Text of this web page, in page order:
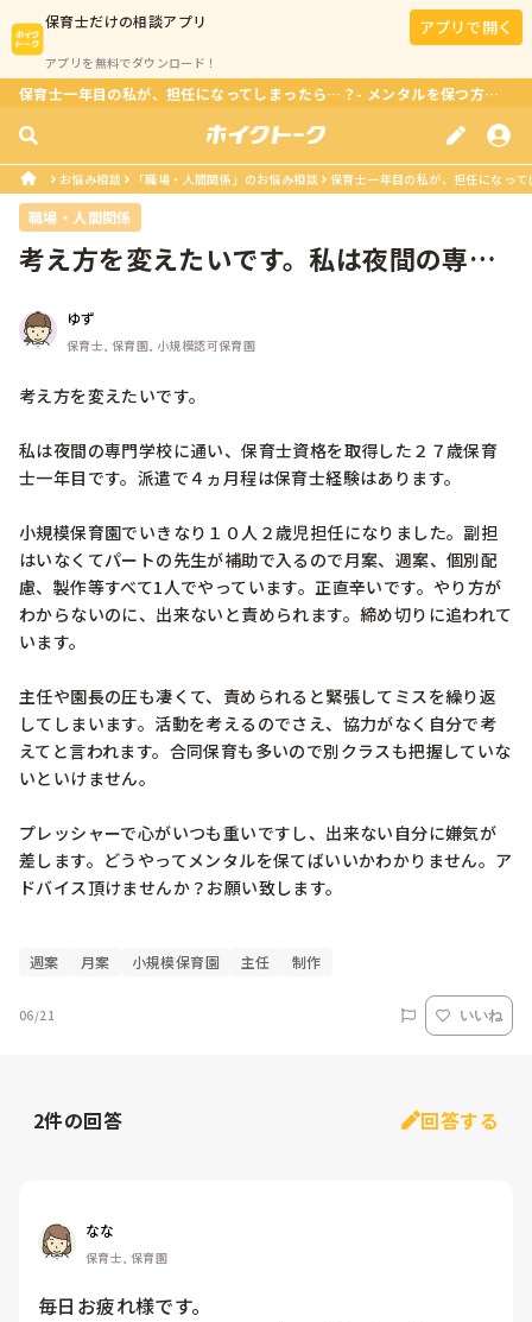
保育士だけの相談アプリ
アプリを無料でダウンロード！
アプリで開く
保育士一年目の私が、担任になってしまったら…？- メンタルを保つ方法は？
お悩み相談 「職場・人間関係」のお悩み相談 保育士一年目の私が、担任になっ
職場・人間関係
考え方を変えたいです。私は夜間の専門
ゆず
保育士, 保育園, 小規模認可保育園
考え方を変えたいです。
私は夜間の専門学校に通い、保育士資格を取得した２７歳保育
士一年目です。派遣で４ヵ月程は保育士経験はあります。
小規模保育園でいきなり１０人２歳児担任になりました。副担
はいなくてパートの先生が補助で入るので月案、週案、個別配
慮、製作等すべて1人でやっています。正直辛いです。やり方が
わからないのに、出来ないと責められます。締め切りに追われて
います。
主任や園長の圧も凄くて、責められると緊張してミスを繰り返
してしまいます。活動を考えるのでさえ、協力がなく自分で考
えてと言われます。合同保育も多いので別クラスも把握していな
いといけません。
プレッシャーで心がいつも重いですし、出来ない自分に嫌気が
差します。どうやってメンタルを保てばいいかわかりません。ア
ドバイス頂けませんか？お願い致します。
週案 月案 小規模保育園 主任 制作
06/21 いいね
2件の回答 回答する
なな
保育士, 保育園
毎日お疲れ様です。